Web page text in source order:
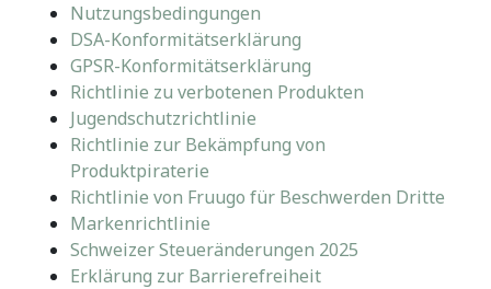
Nutzungsbedingungen
DSA-Konformitätserklärung
GPSR-Konformitätserklärung
Richtlinie zu verbotenen Produkten
Jugendschutzrichtlinie
Richtlinie zur Bekämpfung von
Produktpiraterie
Richtlinie von Fruugo für Beschwerden Dritte
Markenrichtlinie
Schweizer Steueränderungen 2025
Erklärung zur Barrierefreiheit